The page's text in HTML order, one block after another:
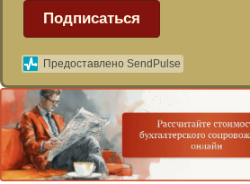
Подписаться
Предоставлено SendPulse